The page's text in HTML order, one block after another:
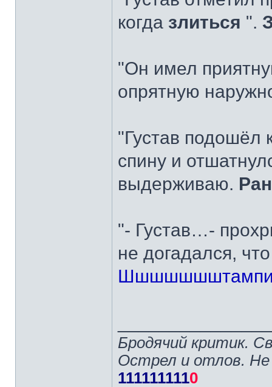
когда злиться ".
"Он имел
опрятную
"Густав подошёл
спину и
выдерживаю.
"- Густав…-
не догадался,
Бродячий критик.
Острел и отлов. Не
1111111110